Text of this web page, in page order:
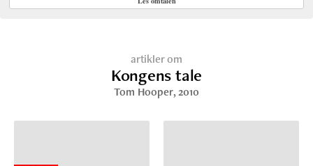
artikler om
Kongens tale
Tom Hooper, 2010